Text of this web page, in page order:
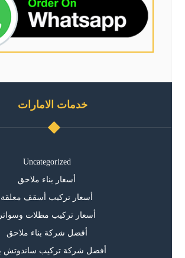
خدمات الامارات
Uncategorized
أسعار بناء ملاحق
أسعار تركيب أسقف معلقة
أسعار تركيب مظلات وسواتر
أفضل شركة بناء ملاحق
أفضل شركة تركيب ساندوتش